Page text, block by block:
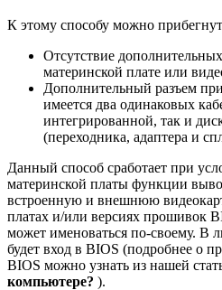
К этому способу можно
Отсутствие
материнской плате или
Дополнительный разъем
имеется два одинаковых
интегрированной, так и
(переходника, адаптера и
Данный способ сработает при
материнской платы функции
встроенную и внешнюю
платах и/или версиях прошивок
может именоваться по-своему. В
будет вход в BIOS (подробнее о
BIOS можно узнать из нашей
компьютере? ).